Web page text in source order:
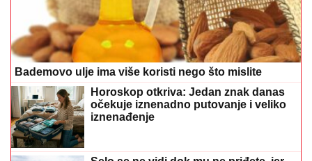
Bademovo ulje ima više koristi nego što mislite
Horoskop otkriva: Jedan znak danas
očekuje iznenadno putovanje i veliko
iznenađenje